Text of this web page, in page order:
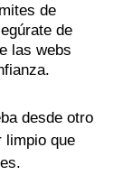
de
de
las webs
desde otro
limpio que